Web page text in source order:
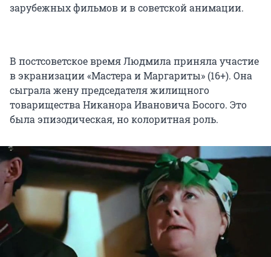
зарубежных фильмов и в советской анимации.
В постсоветское время Людмила приняла участие
в экранизации «Мастера и Маргариты» (16+). Она
сыграла жену председателя жилищного
товарищества Никанора Ивановича Босого. Это
была эпизодическая, но колоритная роль.